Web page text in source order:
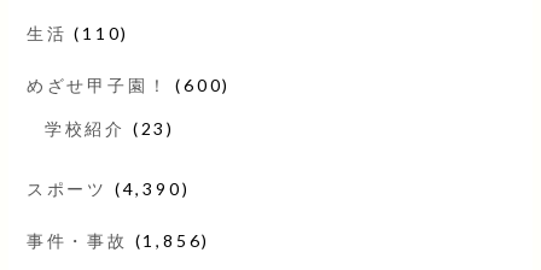
生活 (110)
めざせ甲子園！ (600)
学校紹介 (23)
スポーツ (4,390)
事件・事故 (1,856)